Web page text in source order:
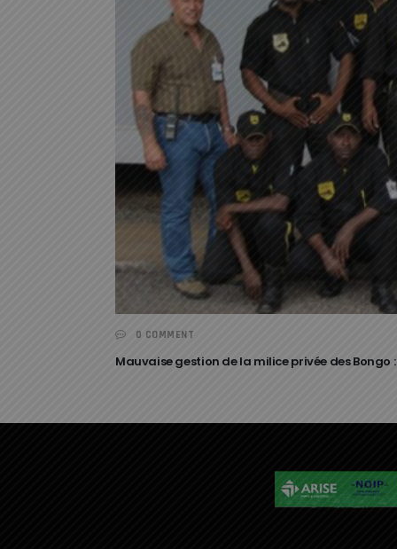
0 COMMENT
Mauvaise gestion de la milice privée des Bongo